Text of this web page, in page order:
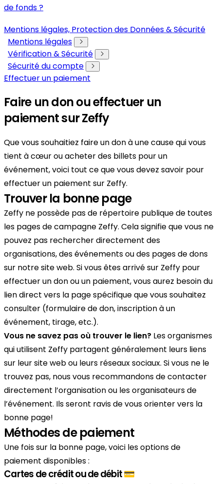
de fonds ?
Mentions légales, Protection des Données & Sécurité
Mentions légales
Vérification & Sécurité
Sécurité du compte
Effectuer un paiement
Faire un don ou effectuer un
paiement sur Zeffy
Que vous souhaitiez faire un don à une cause qui vous
tient à cœur ou acheter des billets pour un
événement, voici tout ce que vous devez savoir pour
effectuer un paiement sur Zeffy.
Trouver la bonne page
Zeffy ne possède pas de répertoire publique de toutes
les pages de campagne Zeffy. Cela signifie que vous ne
pouvez pas rechercher directement des
organisations, des événements ou des pages de dons
sur notre site web. Si vous êtes arrivé sur Zeffy pour
effectuer un don ou un paiement, vous aurez besoin du
lien direct vers la page spécifique que vous souhaitez
consulter (formulaire de don, inscription à un
événement, tirage, etc.).
Vous ne savez pas où trouver le lien? Les organismes
qui utilisent Zeffy partagent généralement leurs liens
sur leur site web ou leurs réseaux sociaux. Si vous ne le
trouvez pas, nous vous recommandons de contacter
directement l’organisation ou les organisateurs de
l’événement. Ils seront ravis de vous orienter vers la
bonne page!
Méthodes de paiement
Une fois sur la bonne page, voici les options de
paiement disponibles :
Cartes de crédit ou de débit 💳